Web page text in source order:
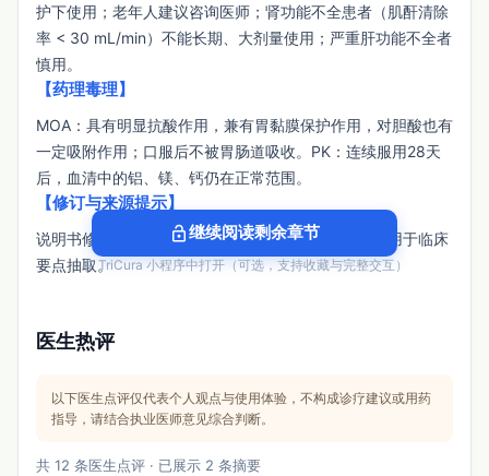
护下使用；老年人建议咨询医师；肾功能不全患者（肌酐清除
率 < 30 mL/min）不能长期、大剂量使用；严重肝功能不全者
慎用。
【药理毒理】
MOA：具有明显抗酸作用，兼有胃黏膜保护作用，对胆酸也有
一定吸附作用；口服后不被胃肠道吸收。PK：连续服用28天
后，血清中的铝、镁、钙仍在正常范围。
【修订与来源提示】
说明书修订日期未提供；文本含非说明书内容，已不用于临床
要点抽取。
lock_open继续阅读剩余章节
在 TriCura 小程序中打开（可选，支持收藏与完整交互）
医生热评
以下医生点评仅代表个人观点与使用体验，不构成诊疗建议或用药
指导，请结合执业医师意见综合判断。
共 12 条医生点评 · 已展示 2 条摘要